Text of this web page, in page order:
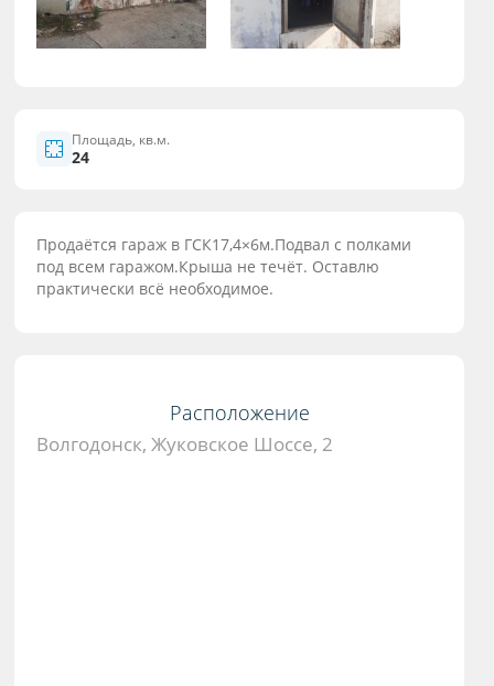
Площадь, кв.м.
24
Продаётся гараж в ГСК17,4×6м.Подвал с полками
под всем гаражом.Крыша не течёт. Оставлю
практически всё необходимое.
Расположение
Волгодонск, Жуковское Шоссе, 2